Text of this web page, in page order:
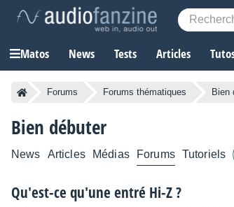
Matos News Tests Articles
Forums Forums thématiques Bien
Bien débuter
News Articles Médias Forums Tutoriels
Qu'est-ce qu'une entré Hi-Z ?